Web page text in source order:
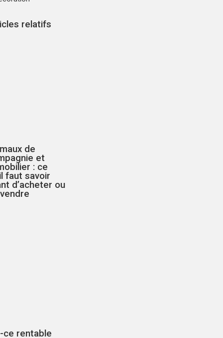
relatifs
de
et
: ce
faut savoir
d’acheter ou
ce rentable